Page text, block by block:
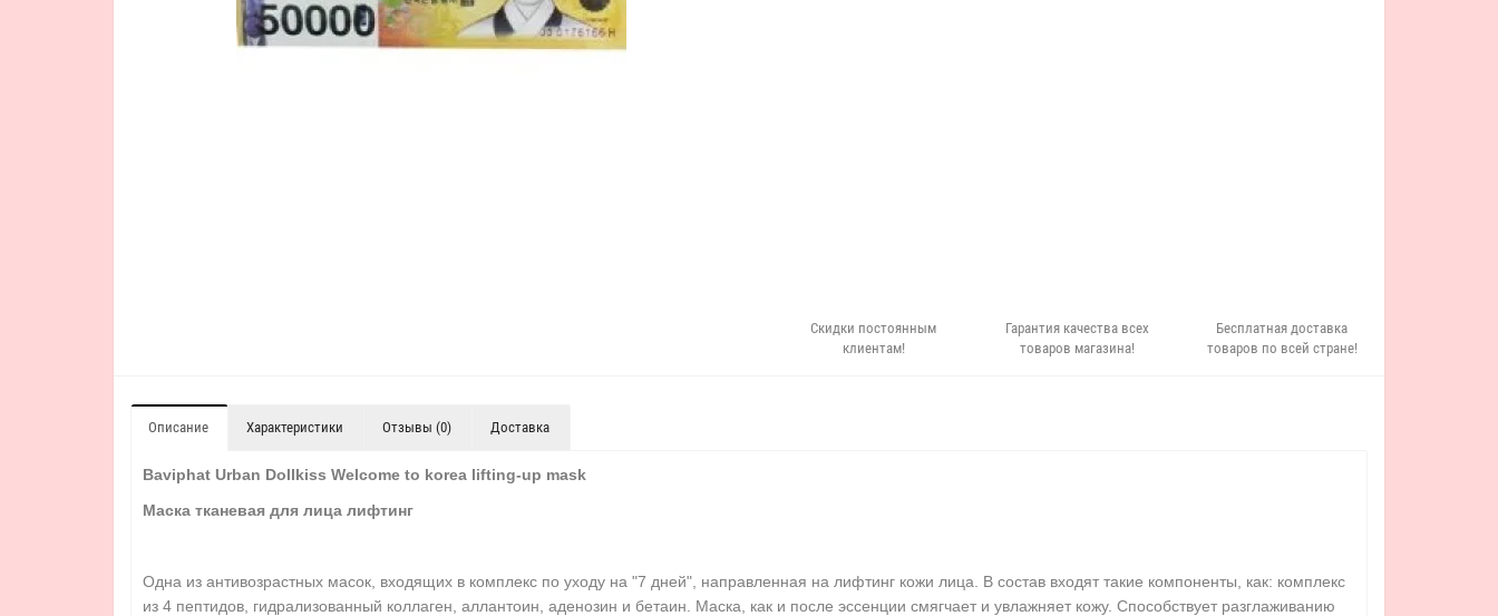
Скидки постоянным
клиентам!
Гарантия качества всех
товаров магазина!
Бесплатная доставка
товаров по всей стране!
Описание Характеристики Отзывы (0) Доставка
Baviphat Urban Dollkiss Welcome to korea lifting-up mask
Маска тканевая для лица лифтинг
Одна из антивозрастных масок, входящих в комплекс по уходу на "7 дней", направленная на лифтинг кожи лица. В состав входят такие компоненты, как: комплекс
из 4 пептидов, гидрализованный коллаген, аллантоин, аденозин и бетаин. Маска, как и после эссенции смягчает и увлажняет кожу. Способствует разглаживанию